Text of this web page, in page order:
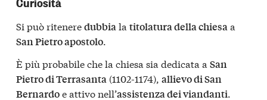
Si può riteneredubbiala titolatura della chiesaa
San Pietro apostolo.
È più probabile che la chiesa sia dedicata a San
Pietro di Terrasanta (1102-1174), allievo di San
Bernardoe attivo nell’assistenza dei viandanti